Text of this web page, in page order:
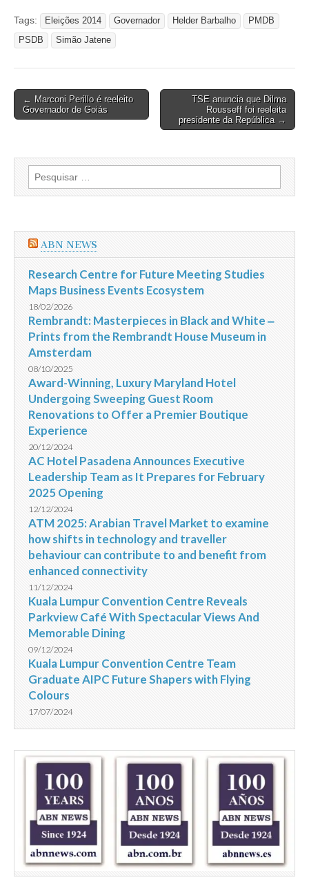
Tags: Eleições 2014 Governador Helder Barbalho
PMDB
PSDB
Simão Jatene
Post
navigation
← Marconi Perillo é reeleito
Governador de Goiás
TSE anuncia que Dilma
Rousseff foi reeleita
presidente da República →
Pesquisar
por:
ABN NEWS
Research Centre for Future Meeting Studies
Maps Business Events Ecosystem
18/02/2026
Rembrandt: Masterpieces in Black and White ‒
Prints from the Rembrandt House Museum in
Amsterdam
08/10/2025
Award-Winning, Luxury Maryland Hotel
Undergoing Sweeping Guest Room
Renovations to Offer a Premier Boutique
Experience
20/12/2024
AC Hotel Pasadena Announces Executive
Leadership Team as It Prepares for February
2025 Opening
12/12/2024
ATM 2025: Arabian Travel Market to examine
how shifts in technology and traveller
behaviour can contribute to and benefit from
enhanced connectivity
11/12/2024
Kuala Lumpur Convention Centre Reveals
Parkview Café With Spectacular Views And
Memorable Dining
09/12/2024
Kuala Lumpur Convention Centre Team
Graduate AIPC Future Shapers with Flying
Colours
17/07/2024